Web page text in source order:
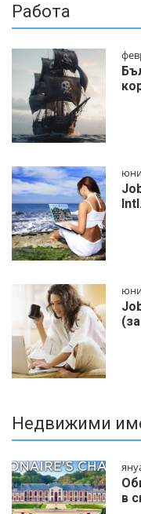
Работа
Недвижими
в